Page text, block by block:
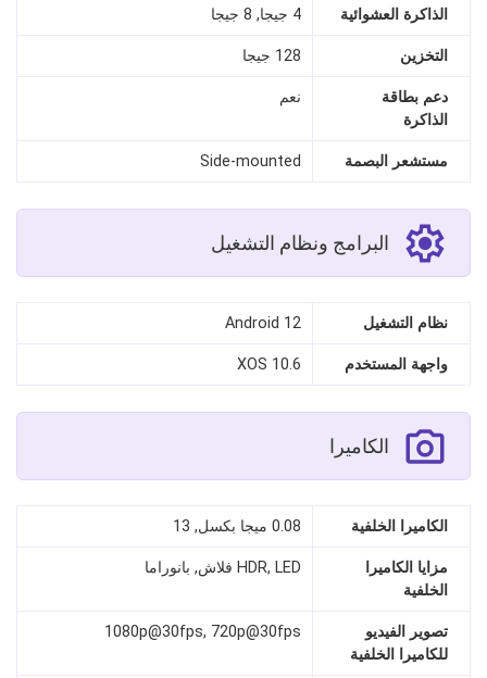
الذاكرة العشوائية 4 جيجا, 8 جيجا
التخزين 128 جيجا
دعم بطاقة
الذاكرة
نعم
مستشعر البصمة Side‑mounted
البرامج ونظام التشغيل
نظام التشغيل Android 12
واجهة المستخدم XOS 10.6
الكاميرا
الكاميرا الخلفية 0.08 ميجا بكسل, 13
مزايا الكاميرا
الخلفية
HDR, LED فلاش, بانوراما
تصوير الفيديو
للكاميرا الخلفية
1080p@30fps, 720p@30fps